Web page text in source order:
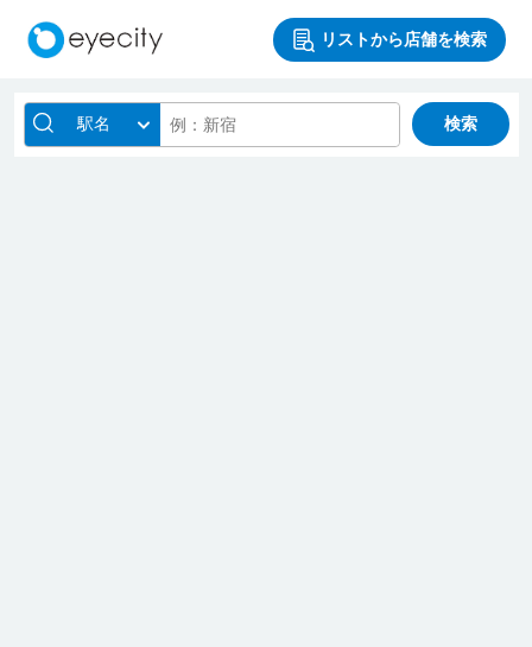
リストから店舗を検索
駅名 検索